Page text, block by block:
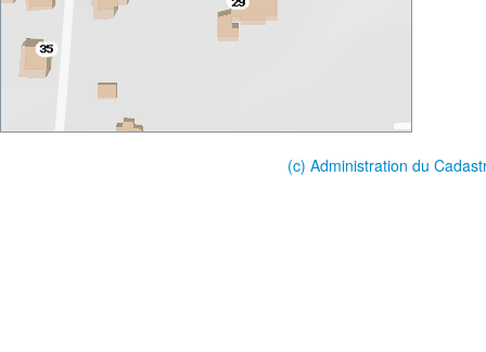
(c) Administration du